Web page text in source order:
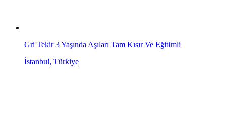
Gri Tekir 3 Yaşında Aşıları Tam Kısır Ve Eğitimli
İstanbul, Türkiye